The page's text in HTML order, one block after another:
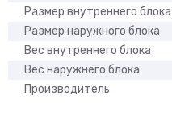
Размер внутреннего блока
Размер наружного блока
Вес внутреннего блока
Вес наружнего блока
Производитель